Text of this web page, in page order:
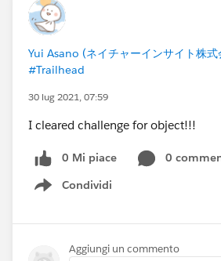
Yui Asano (ネイチャーインサイト株式
#Trailhead
30 lug 2021, 07:59
I cleared challenge for object!!!
0 Mi piace
0
Condividi
Show menu
Aggiungi un commento